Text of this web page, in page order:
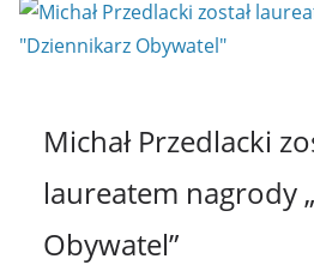
Michał Przedlacki
laureatem nagrody
Obywatel”